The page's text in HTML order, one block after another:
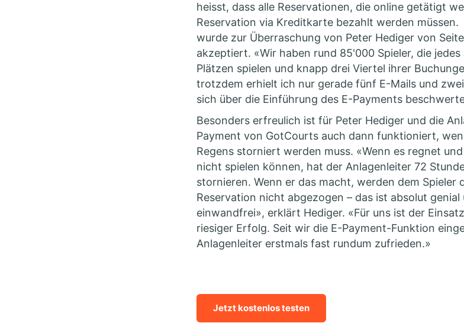
heisst, dass alle Reservationen, die online getätigt
Reservation via Kreditkarte bezahlt werden müssen.
wurde zur Überraschung von Peter Hediger von
akzeptiert. «Wir haben rund 85'000 Spieler, die
Plätzen spielen und knapp drei Viertel ihrer
trotzdem erhielt ich nur gerade fünf E-Mails und
sich über die Einführung des E-Payments
Besonders erfreulich ist für Peter Hediger und die
Payment von GotCourts auch dann funktioniert,
Regens storniert werden muss. «Wenn es regnet
nicht spielen können, hat der Anlagenleiter 72
stornieren. Wenn er das macht, werden dem Spieler
Reservation nicht abgezogen – das ist absolut
einwandfrei», erklärt Hediger. «Für uns ist der
riesiger Erfolg. Seit wir die E-Payment-Funktion
Anlagenleiter erstmals fast rundum zufrieden.»
Jetzt kostenlos testen